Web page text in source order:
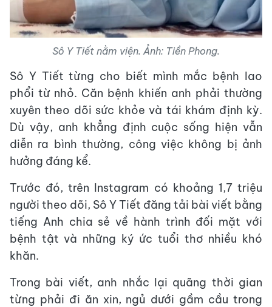
Sô Y Tiết nằm viện. Ảnh: Tiền Phong.
Sô Y Tiết từng cho biết mình mắc bệnh lao
phổi từ nhỏ. Căn bệnh khiến anh phải thường
xuyên theo dõi sức khỏe và tái khám định kỳ.
Dù vậy, anh khẳng định cuộc sống hiện vẫn
diễn ra bình thường, công việc không bị ảnh
hưởng đáng kể.
Trước đó, trên Instagram có khoảng 1,7 triệu
người theo dõi, Sô Y Tiết đăng tải bài viết bằng
tiếng Anh chia sẻ về hành trình đối mặt với
bệnh tật và những ký ức tuổi thơ nhiều khó
khăn.
Trong bài viết, anh nhắc lại quãng thời gian
từng phải đi ăn xin, ngủ dưới gầm cầu trong